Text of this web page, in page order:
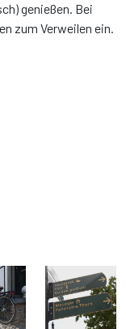
genießen. Bei
zum Verweilen ein.